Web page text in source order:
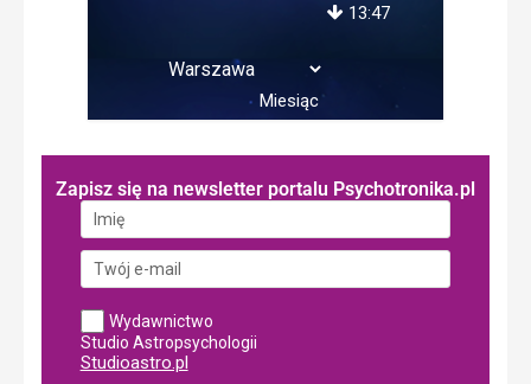
13:47
Miesiąc
Zapisz się na newsletter portalu Psychotronika.pl
Wydawnictwo
Studio Astropsychologii
Studioastro.pl